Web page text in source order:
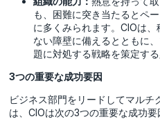
も、困難に突き当たるとペ
に多くみられます。CIOは
ない障壁に備えるとともに
題に対処する戦略を策定す
3つの重要な成功要因
ビジネス部門をリードしてマルチ
は、CIOは次の3つの重要な成功要